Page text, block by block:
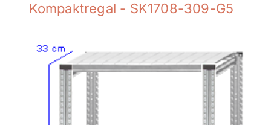
Kompaktregal - SK1708-309-G5